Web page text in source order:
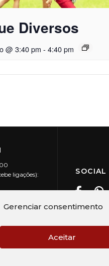
Gerenciar consentimento
Aceitar
Diversos
@ 3:40 pm - 4:40 pm
ligações):
SOCIAL